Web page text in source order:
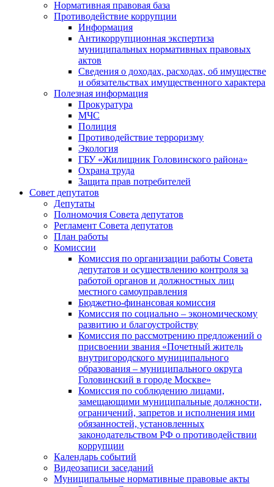
Нормативная правовая база
Противодействие коррупции
Информация
Антикоррупционная экспертиза
муниципальных нормативных правовых
актов
Сведения о доходах, расходах, об имуществе
и обязательствах имущественного характера
Полезная информация
Прокуратура
МЧС
Полиция
Противодействие терроризму
Экология
ГБУ «Жилищник Головинского района»
Охрана труда
Защита прав потребителей
Совет депутатов
Депутаты
Полномочия Совета депутатов
Регламент Совета депутатов
План работы
Комиссии
Комиссия по организации работы Совета
депутатов и осуществлению контроля за
работой органов и должностных лиц
местного самоуправления
Бюджетно-финансовая комиссия
Комиссия по социально – экономическому
развитию и благоустройству
Комиссия по рассмотрению предложений о
присвоении звания «Почетный житель
внутригородского муниципального
образования – муниципального округа
Головинский в городе Москве»
Комиссия по соблюдению лицами,
замещающими муниципальные должности,
ограничений, запретов и исполнения ими
обязанностей, установленных
законодательством РФ о противодействии
коррупции
Календарь событий
Видеозаписи заседаний
Муниципальные нормативные правовые акты